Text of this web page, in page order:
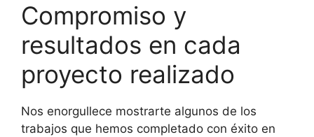
Compromiso y
resultados en cada
proyecto realizado
Nos enorgullece mostrarte algunos de los
trabajos que hemos completado con éxito en